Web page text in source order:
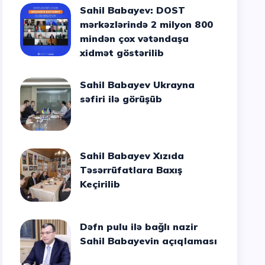
Sahil Babayev: DOST
mərkəzlərində 2 milyon 800
mindən çox vətəndaşa
xidmət göstərilib
Sahil Babayev Ukrayna
səfiri ilə görüşüb
Sahil Babayev Xızıda
Təsərrüfatlara Baxış
Keçirilib
Dəfn pulu ilə bağlı nazir
Sahil Babayevin açıqlaması